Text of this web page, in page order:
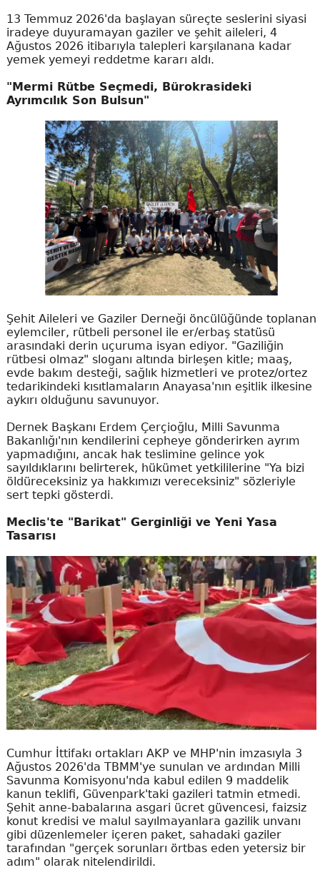
13 Temmuz 2026'da başlayan süreçte seslerini siyasi
iradeye duyuramayan gaziler ve şehit aileleri, 4
Ağustos 2026 itibarıyla talepleri karşılanana kadar
yemek yemeyi reddetme kararı aldı.
"Mermi Rütbe Seçmedi, Bürokrasideki
Ayrımcılık Son Bulsun"
Şehit Aileleri ve Gaziler Derneği öncülüğünde toplanan
eylemciler, rütbeli personel ile er/erbaş statüsü
arasındaki derin uçuruma isyan ediyor. "Gaziliğin
rütbesi olmaz" sloganı altında birleşen kitle; maaş,
evde bakım desteği, sağlık hizmetleri ve protez/ortez
tedarikindeki kısıtlamaların Anayasa'nın eşitlik ilkesine
aykırı olduğunu savunuyor.
Dernek Başkanı Erdem Çerçioğlu, Milli Savunma
Bakanlığı'nın kendilerini cepheye gönderirken ayrım
yapmadığını, ancak hak teslimine gelince yok
sayıldıklarını belirterek, hükümet yetkililerine "Ya bizi
öldüreceksiniz ya hakkımızı vereceksiniz" sözleriyle
sert tepki gösterdi.
Meclis'te "Barikat" Gerginliği ve Yeni Yasa
Tasarısı
Cumhur İttifakı ortakları AKP ve MHP'nin imzasıyla 3
Ağustos 2026'da TBMM'ye sunulan ve ardından Milli
Savunma Komisyonu'nda kabul edilen 9 maddelik
kanun teklifi, Güvenpark'taki gazileri tatmin etmedi.
Şehit anne-babalarına asgari ücret güvencesi, faizsiz
konut kredisi ve malul sayılmayanlara gazilik unvanı
gibi düzenlemeler içeren paket, sahadaki gaziler
tarafından "gerçek sorunları örtbas eden yetersiz bir
adım" olarak nitelendirildi.